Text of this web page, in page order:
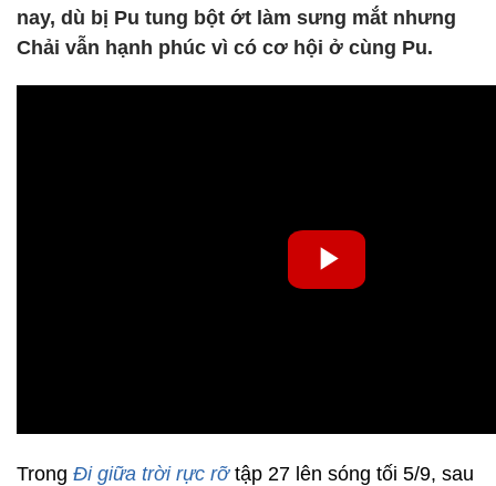
nay, dù bị Pu tung bột ớt làm sưng mắt nhưng
Chải vẫn hạnh phúc vì có cơ hội ở cùng Pu.
Trong Đi giữa trời rực rỡtập 27 lên sóng tối 5/9, sau